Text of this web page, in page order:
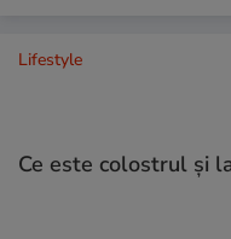
Lifestyle
Ce este colostrul și